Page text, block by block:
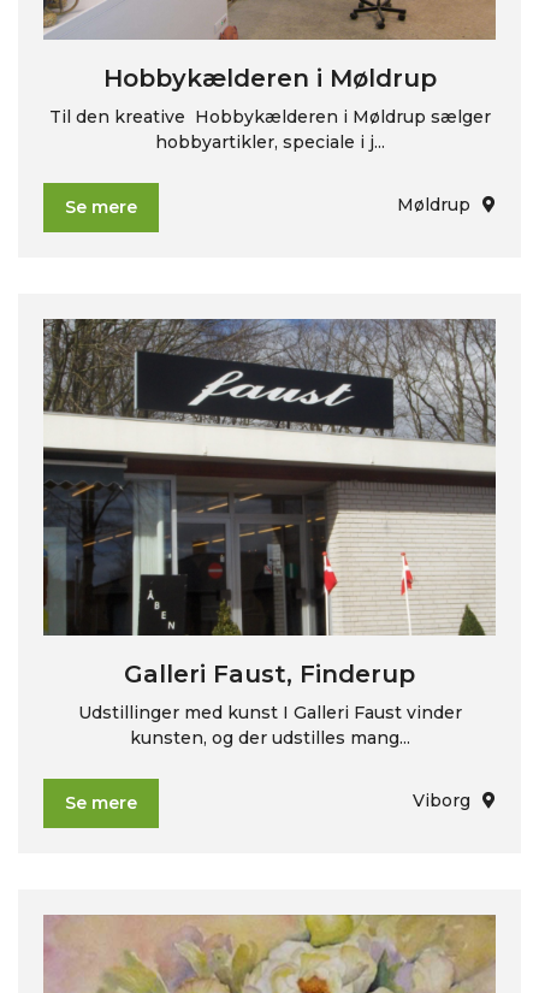
Hobbykælderen i Møldrup
Til den kreative Hobbykælderen i Møldrup sælger
hobbyartikler, speciale i j...
Se mere Møldrup
Galleri Faust, Finderup
Udstillinger med kunst I Galleri Faust vinder
kunsten, og der udstilles mang...
Se mere Viborg